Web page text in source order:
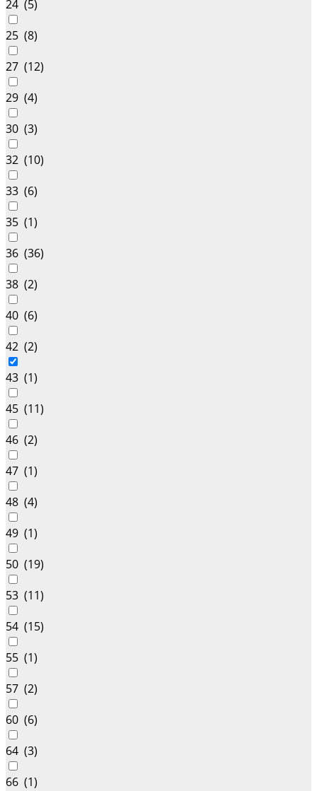
24 (5)
25 (8)
27 (12)
29 (4)
30 (3)
32 (10)
33 (6)
35 (1)
36 (36)
38 (2)
40 (6)
42 (2)
43 (1)
45 (11)
46 (2)
47 (1)
48 (4)
49 (1)
50 (19)
53 (11)
54 (15)
55 (1)
57 (2)
60 (6)
64 (3)
66 (1)